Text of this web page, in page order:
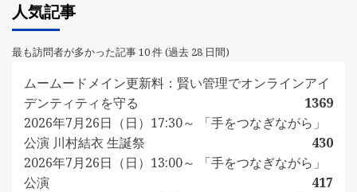
人気記事
最も訪問者が多かった記事 10 件 (過去 28 日間)
ムームードメイン更新料：賢い管理でオンラインアイ
デンティティを守る
1369
2026年7月26日（日）17:30～ 「手をつなぎながら」
公演 川村結衣 生誕祭
430
2026年7月26日（日）13:00～ 「手をつなぎながら」
公演
417